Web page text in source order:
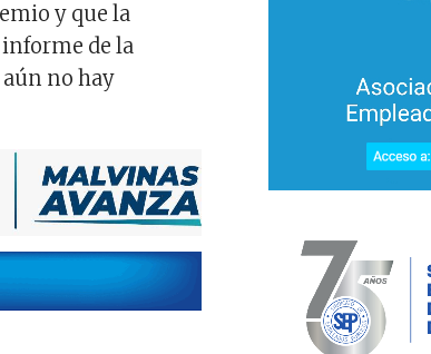
y que la
informe de la
no hay